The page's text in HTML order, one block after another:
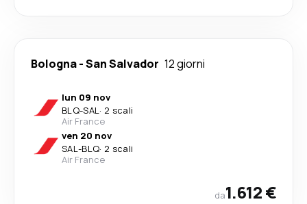
Bologna-San Salvador 12 giorni
lun 09 nov
BLQ-SAL· 2 scali
Air France
ven 20 nov
SAL-BLQ· 2 scali
Air France
da1.612 €